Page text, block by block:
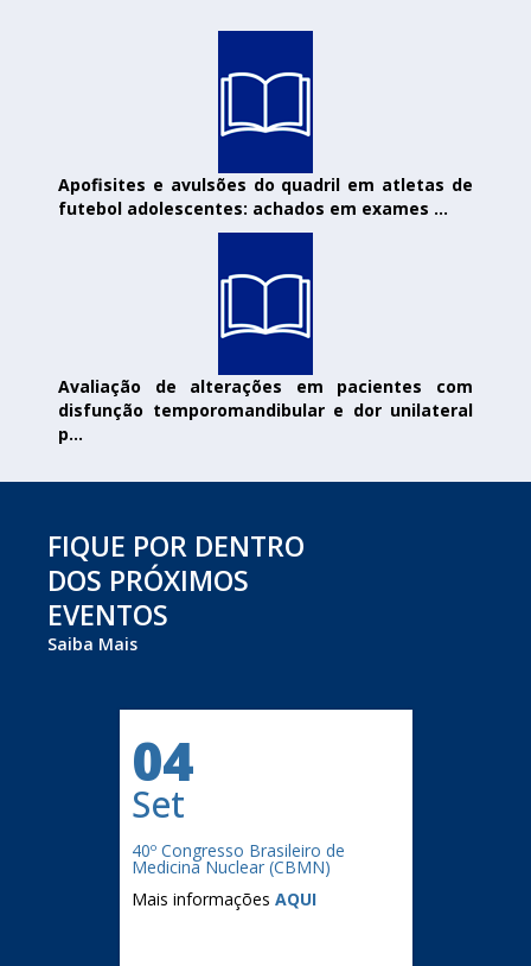
Apofisites e avulsões do quadril em atletas de
futebol adolescentes: achados em exames ...
Avaliação de alterações em pacientes com
disfunção temporomandibular e dor unilateral
p...
FIQUE POR DENTRO
DOS PRÓXIMOS
EVENTOS
Saiba Mais
04
Set
40º Congresso Brasileiro de
Medicina Nuclear (CBMN)
Mais informações AQUI